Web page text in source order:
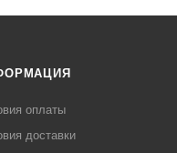
оплаты
доставки